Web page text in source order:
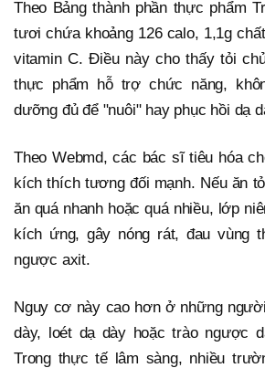
Theo Bảng thành phần thực phẩm
tươi chứa khoảng 126 calo, 1,1g
vitamin C. Điều này cho thấy tỏi
thực phẩm hỗ trợ chức năng,
dưỡng đủ để "nuôi" hay phục hồi dạ
Theo Webmd, các bác sĩ tiêu hóa
kích thích tương đối mạnh. Nếu ăn
ăn quá nhanh hoặc quá nhiều, lớp
kích ứng, gây nóng rát, đau vùng
ngược axit.
Nguy cơ này cao hơn ở những
dày, loét dạ dày hoặc trào ngược
Trong thực tế lâm sàng, nhiều